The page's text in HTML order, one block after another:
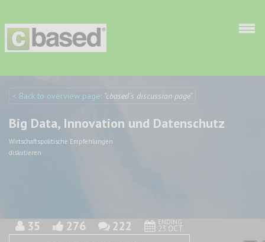
Discuto
Discuto
< Back to overview page: "cbased´s discussion page"
Big Data, Innovation und Datenschutz
Wirtschaftspolitische Empfehlungen
diskutieren
35 276 222 ENDING
23 OCT